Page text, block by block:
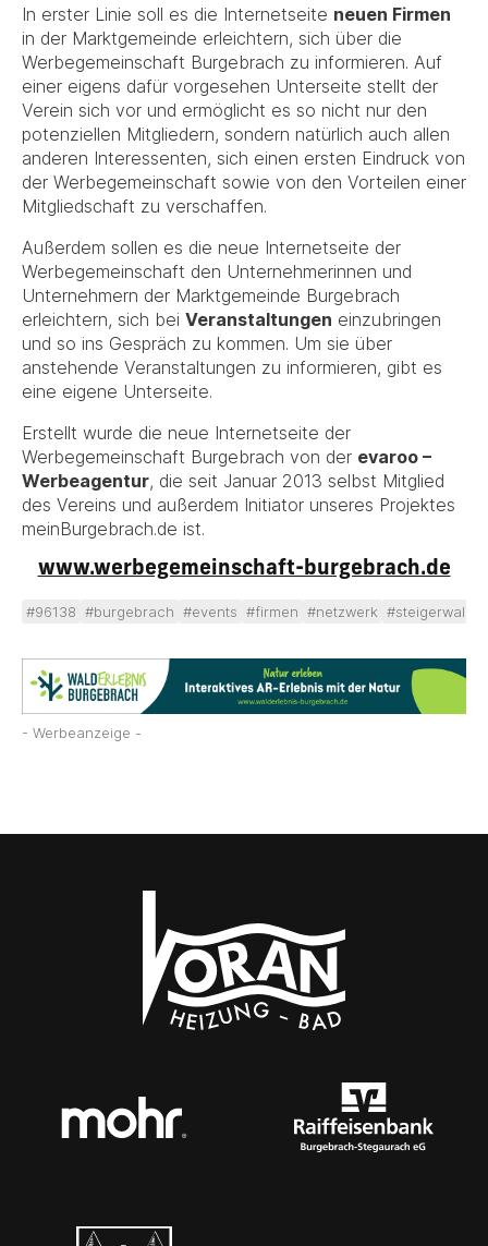
In erster Linie soll es die Internetseite neuen Firmen
in der Marktgemeinde erleichtern, sich über die
Werbegemeinschaft Burgebrach zu informieren. Auf
einer eigens dafür vorgesehen Unterseite stellt der
Verein sich vor und ermöglicht es so nicht nur den
potenziellen Mitgliedern, sondern natürlich auch allen
anderen Interessenten, sich einen ersten Eindruck von
der Werbegemeinschaft sowie von den Vorteilen einer
Mitgliedschaft zu verschaffen.
Außerdem sollen es die neue Internetseite der
Werbegemeinschaft den Unternehmerinnen und
Unternehmern der Marktgemeinde Burgebrach
erleichtern, sich bei Veranstaltungen einzubringen
und so ins Gespräch zu kommen. Um sie über
anstehende Veranstaltungen zu informieren, gibt es
eine eigene Unterseite.
Erstellt wurde die neue Internetseite der
Werbegemeinschaft Burgebrach von der evaroo –
Werbeagentur, die seit Januar 2013 selbst Mitglied
des Vereins und außerdem Initiator unseres Projektes
meinBurgebrach.de ist.
www.werbegemeinschaft-burgebrach.de
#96138 #burgebrach #events #firmen #netzwerk #steigerwald
- Werbeanzeige -